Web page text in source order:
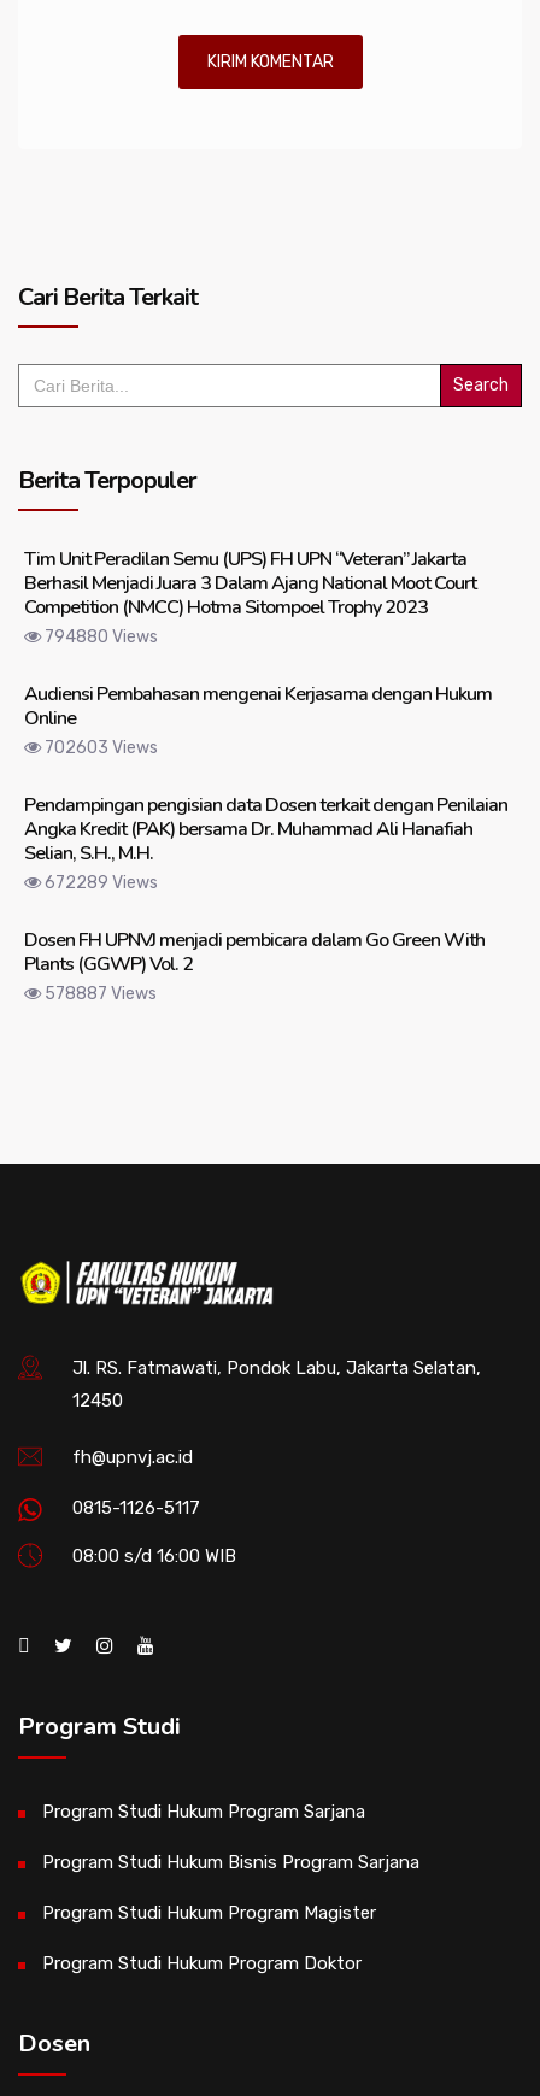
Cari Berita Terkait
Search
for:
Berita Terpopuler
Tim Unit Peradilan Semu (UPS) FH UPN “Veteran” Jakarta
Berhasil Menjadi Juara 3 Dalam Ajang National Moot Court
Competition (NMCC) Hotma Sitompoel Trophy 2023
794880 Views
Audiensi Pembahasan mengenai Kerjasama dengan Hukum
Online
702603 Views
Pendampingan pengisian data Dosen terkait dengan Penilaian
Angka Kredit (PAK) bersama Dr. Muhammad Ali Hanafiah
Selian, S.H., M.H.
672289 Views
Dosen FH UPNVJ menjadi pembicara dalam Go Green With
Plants (GGWP) Vol. 2
578887 Views
Jl. RS. Fatmawati, Pondok Labu, Jakarta Selatan,
12450
fh@upnvj.ac.id
0815-1126-5117
08:00 s/d 16:00 WIB
Program Studi
Program Studi Hukum Program Sarjana
Program Studi Hukum Bisnis Program Sarjana
Program Studi Hukum Program Magister
Program Studi Hukum Program Doktor
Dosen